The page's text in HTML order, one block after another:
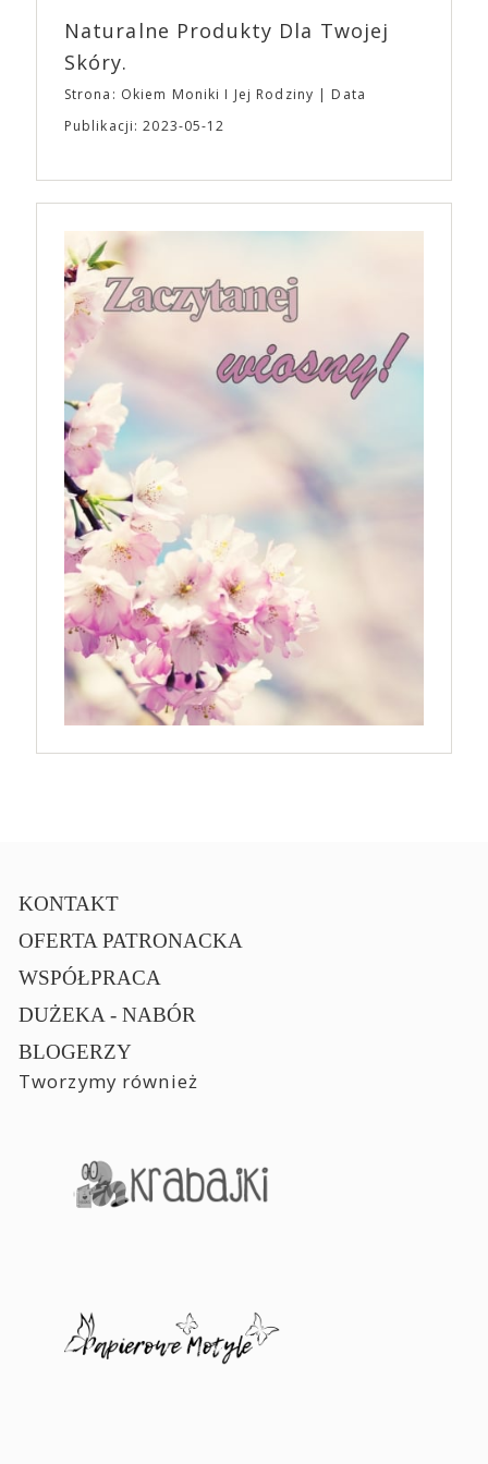
Naturalne Produkty Dla Twojej
Skóry.
Strona: Okiem Moniki I Jej Rodziny
Data
Publikacji: 2023-05-12
KONTAKT
OFERTA PATRONACKA
WSPÓŁPRACA
DUŻEKA - NABÓR
BLOGERZY
Tworzymy również